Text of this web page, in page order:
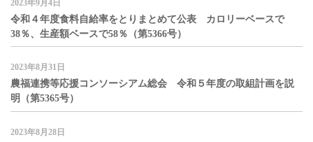
2023年9月4日
令和４年度食料自給率をとりまとめて公表 カロリーベースで
38％、生産額ベースで58％（第5366号）
2023年8月31日
農福連携等応援コンソーシアム総会 令和５年度の取組計画を説
明（第5365号）
2023年8月28日